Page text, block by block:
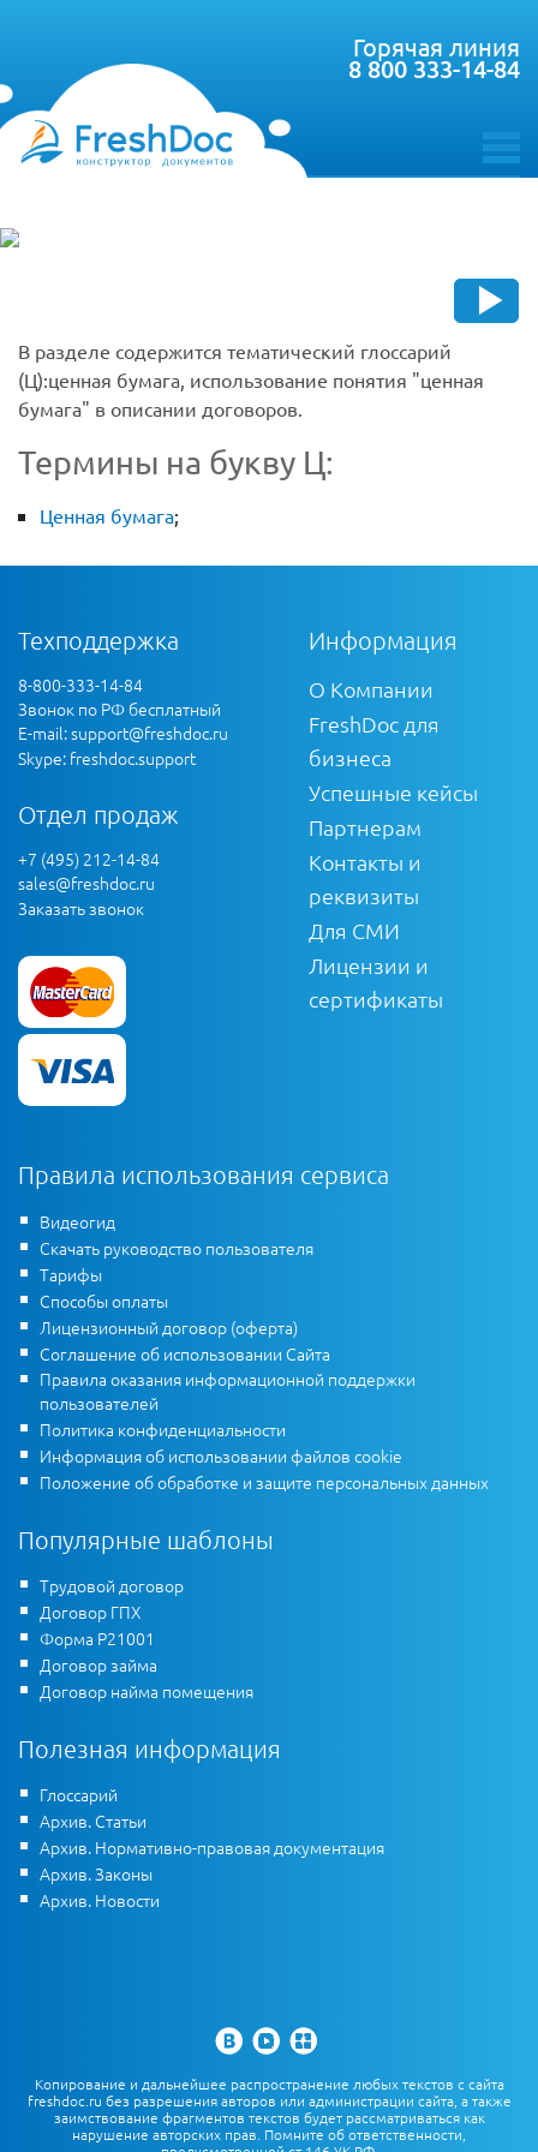
toggle
Горячая линия
8 800 333-14-84
В разделе содержится тематический глоссарий
(Ц):ценная бумага, использование понятия "ценная
бумага" в описании договоров.
Термины на букву Ц:
Ценная бумага;
Техподдержка
8-800-333-14-84
Звонок по РФ бесплатный
E-mail:support@freshdoc.ru
Skype: freshdoc.support
Отдел продаж
+7 (495) 212-14-84
sales@freshdoc.ru
Заказать звонок
Информация
О Компании
FreshDoc для
бизнеса
Успешные кейсы
Партнерам
Контакты и
реквизиты
Для СМИ
Лицензии и
сертификаты
Правила использования сервиса
Видеогид
Скачать руководство пользователя
Тарифы
Способы оплаты
Лицензионный договор (оферта)
Соглашение об использовании Сайта
Правила оказания информационной поддержки
пользователей
Политика конфиденциальности
Информация об использовании файлов cookie
Положение об обработке и защите персональных данных
Популярные шаблоны
Трудовой договор
Договор ГПХ
Форма Р21001
Договор займа
Договор найма помещения
Полезная информация
Глоссарий
Архив. Статьи
Архив. Нормативно-правовая документация
Архив. Законы
Архив. Новости
Копирование и дальнейшее распространение любых текстов с сайта
freshdoc.ru без разрешения авторов или администрации сайта, а также
заимствование фрагментов текстов будет рассматриваться как
нарушение авторских прав. Помните об ответственности,